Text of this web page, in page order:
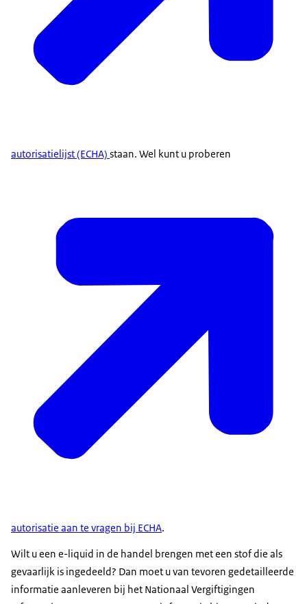
autorisatielijst (ECHA) staan. Wel kunt u proberen
autorisatie aan te vragen bij ECHA.
Wilt u een e-liquid in de handel brengen met een stof die als
gevaarlijk is ingedeeld? Dan moet u van tevoren gedetailleerde
informatie aanleveren bij het Nationaal Vergiftigingen